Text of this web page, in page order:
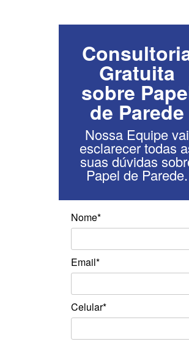
Gratuita
sobre
de Parede
Nossa Equipe vai
esclarecer todas
suas dúvidas
Papel de Parede.
Nome*
Email*
Celular*